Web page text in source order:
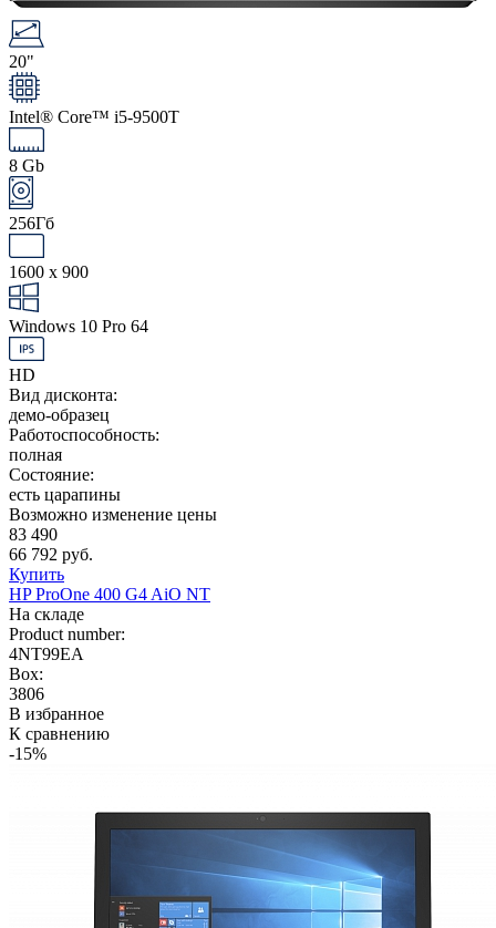
20"
Intel® Core™ i5-9500T
8 Gb
256Гб
1600 x 900
Windows 10 Pro 64
HD
Вид дисконта:
демо-образец
Работоспособность:
полная
Состояние:
есть царапины
Возможно изменение цены
83 490
66 792 руб.
Купить
HP ProOne 400 G4 AiO NT
На складе
Product number:
4NT99EA
Box:
3806
В избранное
К сравнению
-15%